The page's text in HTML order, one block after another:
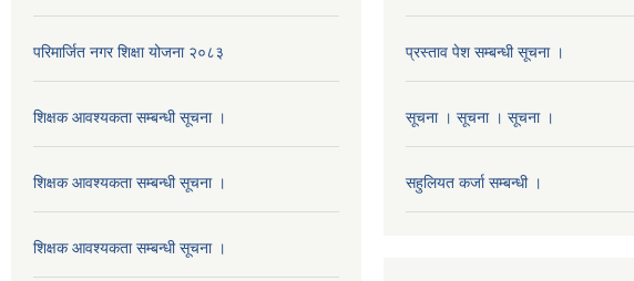
परिमार्जित नगर शिक्षा योजना २०८३
शिक्षक आवश्यकता सम्बन्धी सूचना ।
शिक्षक आवश्यकता सम्बन्धी सूचना ।
शिक्षक आवश्यकता सम्बन्धी सूचना ।
प्रस्ताव पेश सम्बन्धी सूचना ।
सूचना । सूचना । सूचना ।
सहुलियत कर्जा सम्बन्धी ।